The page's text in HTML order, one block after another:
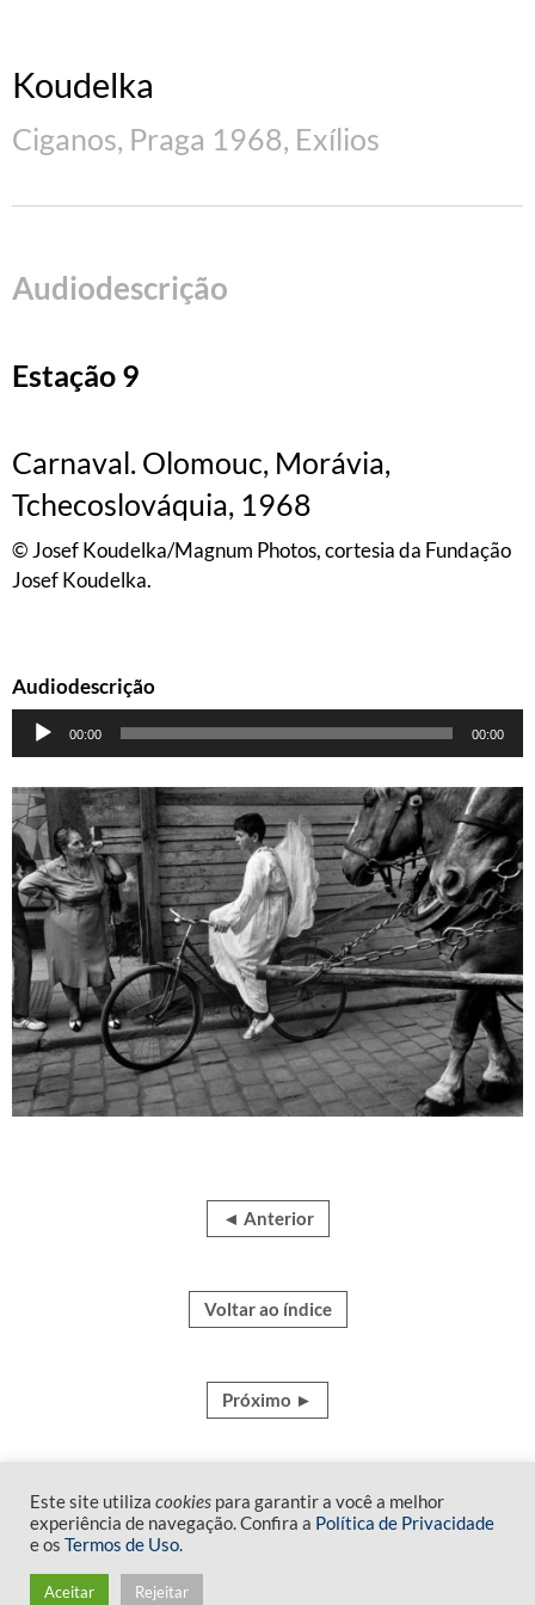
Koudelka
Ciganos, Praga 1968, Exílios
Audiodescrição
Estação 9
Carnaval. Olomouc, Morávia,
Tchecoslováquia, 1968
© Josef Koudelka/Magnum Photos, cortesia da Fundação
Josef Koudelka.
Audiodescrição
Tocador
00:00 00:00
◄ Anterior
Voltar ao índice
Próximo ►
Fim do conteúdo
Este site utiliza cookies para garantir a você a melhor
experiência de navegação. Confira a Política de Privacidade
e os Termos de Uso.
Aceitar Rejeitar